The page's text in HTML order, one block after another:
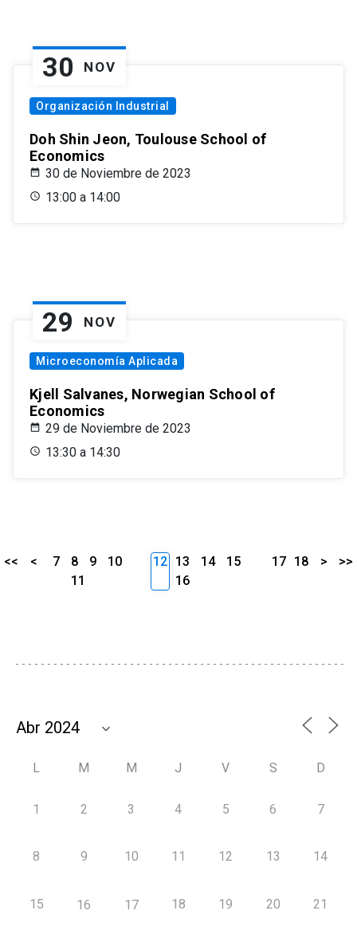
30 NOV
Organización Industrial
Doh Shin Jeon, Toulouse School of
Economics
30 de Noviembre de 2023
13:00 a 14:00
29 NOV
Microeconomía Aplicada
Kjell Salvanes, Norwegian School of
Economics
29 de Noviembre de 2023
13:30 a 14:30
<< < 7 8 9
10
11
12 13 14
15
16
17 18 > >>
L M M J V S D
1 2 3 4 5 6 7
8 9 10 11 12 13 14
15 16 17 18 19 20 21